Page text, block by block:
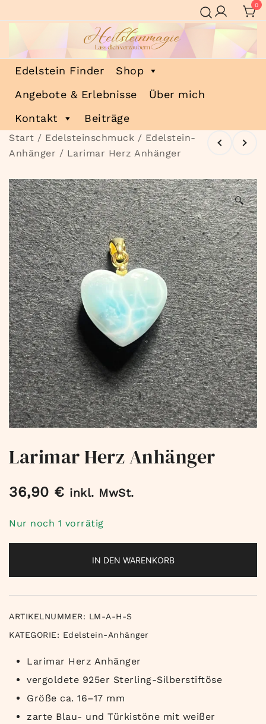
Inhalt
0
Heilsteinmagie
Lass dich verzaubern
Edelstein Finder
Shop
Angebote & Erlebnisse
Über mich
Kontakt
Beiträge
Start / Edelsteinschmuck / Edelstein-
Anhänger / Larimar Herz Anhänger
🔍
Larimar Herz Anhänger
36,90 € inkl. MwSt.
Nur noch 1 vorrätig
IN DEN WARENKORB
ARTIKELNUMMER: LM-A-H-S
KATEGORIE: Edelstein-Anhänger
Larimar Herz Anhänger
vergoldete 925er Sterling-Silberstiftöse
Größe ca. 16–17 mm
zarte Blau- und Türkistöne mit weißer